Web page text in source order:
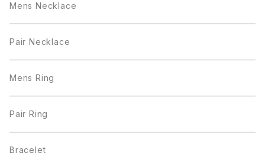
Mens Necklace
Pair Necklace
Mens Ring
Pair Ring
Bracelet